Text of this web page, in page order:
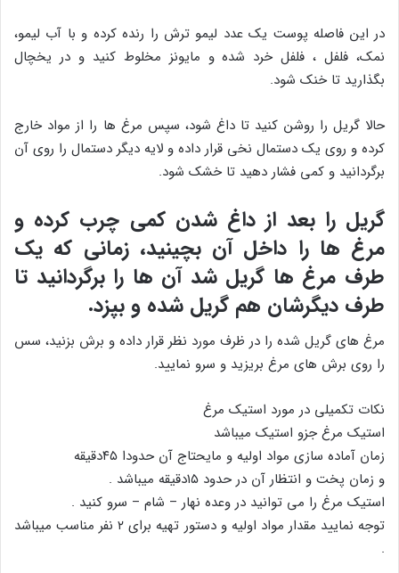
در این فاصله پوست یک عدد لیمو ترش را رنده کرده و با آب لیمو،
نمک، فلفل ، فلفل خرد شده و مایونز مخلوط کنید و در یخچال
بگذارید تا خنک شود.
حالا گریل را روشن کنید تا داغ شود، سپس مرغ ها را از مواد خارج
کرده و روی یک دستمال نخی قرار داده و لایه دیگر دستمال را روی آن
برگردانید و کمی فشار دهید تا خشک شود.
گریل را بعد از داغ شدن کمی چرب کرده و
مرغ ها را داخل آن بچینید، زمانی که یک
طرف مرغ ها گریل شد آن ها را برگردانید تا
طرف دیگرشان هم گریل شده و بپزد.
مرغ های گریل شده را در ظرف مورد نظر قرار داده و برش بزنید، سس
را روی برش های مرغ بریزید و سرو نمایید.
نکات تکمیلی در مورد استیک مرغ
استیک مرغ جزو استیک میباشد
زمان آماده سازی مواد اولیه و مایحتاج آن حدودا ۴۵دقیقه
و زمان پخت و انتظار آن در حدود ۱۵دقیقه میباشد .
استیک مرغ را می توانید در وعده نهار – شام – سرو کنید .
توجه نمایید مقدار مواد اولیه و دستور تهیه برای ۲ نفر مناسب میباشد
.